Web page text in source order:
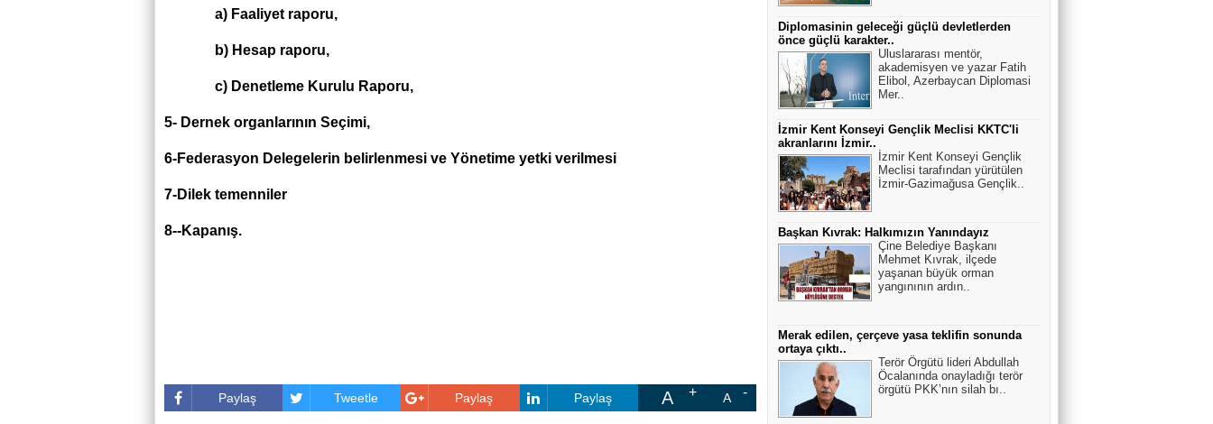
a) Faaliyet raporu,
b) Hesap raporu,
c) Denetleme Kurulu Raporu,
5- Dernek organlarının Seçimi,
6-Federasyon Delegelerin belirlenmesi ve Yönetime yetki verilmesi
7-Dilek temenniler
8--Kapanış.
Paylaş Tweetle Paylaş Paylaş A A
Ahmet Bozkurt
Adalet ve Narinler
Fikret Beşoğul
Depreme hazırlık bir gecede yapılamaz.
(2)
Ahmet Kısa
Ufo gerçeği
Diplomasinin geleceği güçlü devletlerden
önce güçlü karakter..
Uluslararası mentör,
akademisyen ve yazar Fatih
Elibol, Azerbaycan Diplomasi
Mer..
İzmir Kent Konseyi Gençlik Meclisi KKTC'li
akranlarını İzmir..
İzmir Kent Konseyi Gençlik
Meclisi tarafından yürütülen
İzmir-Gazimağusa Gençlik..
Başkan Kıvrak: Halkımızın Yanındayız
Çine Belediye Başkanı
Mehmet Kıvrak, ilçede
yaşanan büyük orman
yangınının ardın..
Merak edilen, çerçeve yasa teklifin sonunda
ortaya çıktı..
Terör Örgütü lideri Abdullah
Öcalanında onayladığı terör
örgütü PKK’nın silah bı..